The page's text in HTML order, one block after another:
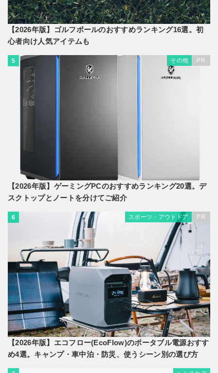
【2026年版】ゴルフボールのおすすめランキング16選。初
心者向け人気アイテムも
5 その他 PR
【2026年版】ゲーミングPCのおすすめランキング20選。デ
スクトップとノートを分けてご紹介
6 スポーツ・アウトドア PR
【2026年版】エコフロー(EcoFlow)のポータブル電源おすす
め4選。キャンプ・車中泊・防災、使うシーン別の選び方